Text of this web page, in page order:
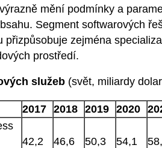
mění podmínky a
Segment softwarových
přizpůsobuje zejména
prostředí.
služeb (svět, miliardy
2017 2018 2019 2020
42,2 46,6 50,3 54,1